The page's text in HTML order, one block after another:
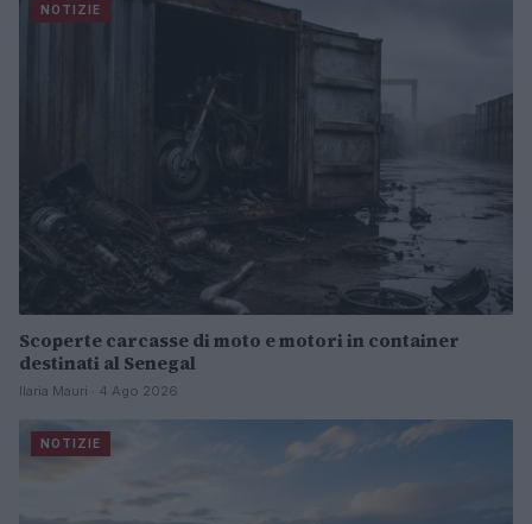
NOTIZIE
Scoperte carcasse di moto e motori in container
destinati al Senegal
Ilaria Mauri · 4 Ago 2026
NOTIZIE